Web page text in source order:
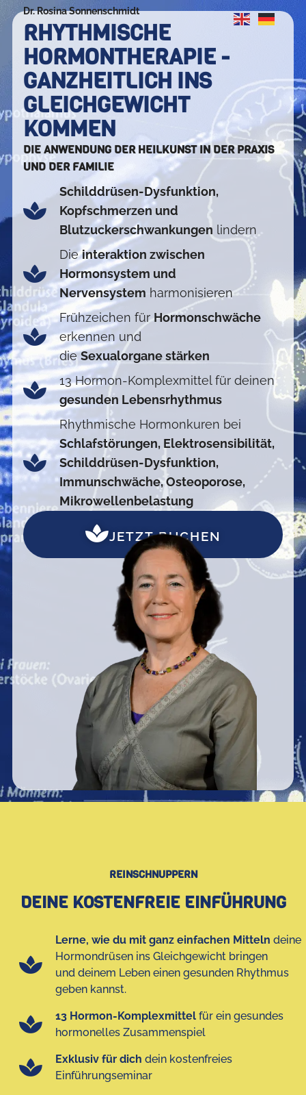
Dr. Rosina Sonnenschmidt
RHYTHMISCHE
HORMONTHERAPIE -
GANZHEITLICH INS
GLEICHGEWICHT
KOMMEN
DIE ANWENDUNG DER HEILKUNST IN DER PRAXIS
UND DER FAMILIE
Schilddrüsen-Dysfunktion,
Kopfschmerzen und
Blutzuckerschwankungen lindern
Dieinteraktion zwischen
Hormonsystem und
Nervensystem harmonisieren
Frühzeichen fürHormonschwäche
erkennen und
dieSexualorgane stärken
13 Hormon-Komplexmittel für deinen
gesunden Lebensrhythmus
Rhythmische Hormonkuren bei
Schlafstörungen, Elektrosensibilität,
Schilddrüsen-Dysfunktion,
Immunschwäche, Osteoporose,
Mikrowellenbelastung
JETZT BUCHEN
REINSCHNUPPERN
DEINE KOSTENFREIE EINFÜHRUNG
Lerne, wie du mit ganz einfachen Mitteln deine
Hormondrüsen ins Gleichgewicht bringen
und deinem Leben einen gesunden Rhythmus
geben kannst.
13 Hormon-Komplexmittelfür ein gesundes
hormonelles Zusammenspiel
Exklusiv für dich dein kostenfreies
Einführungseminar